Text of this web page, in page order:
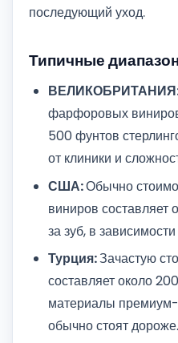
последующий уход.
Типичные
фарфоровых
500 фунтов
от клиники и
США:Обычно
виниров составляет
за зуб, в
Турция:Зачастую
составляет около
материалы премиум-
обычно стоят дороже.